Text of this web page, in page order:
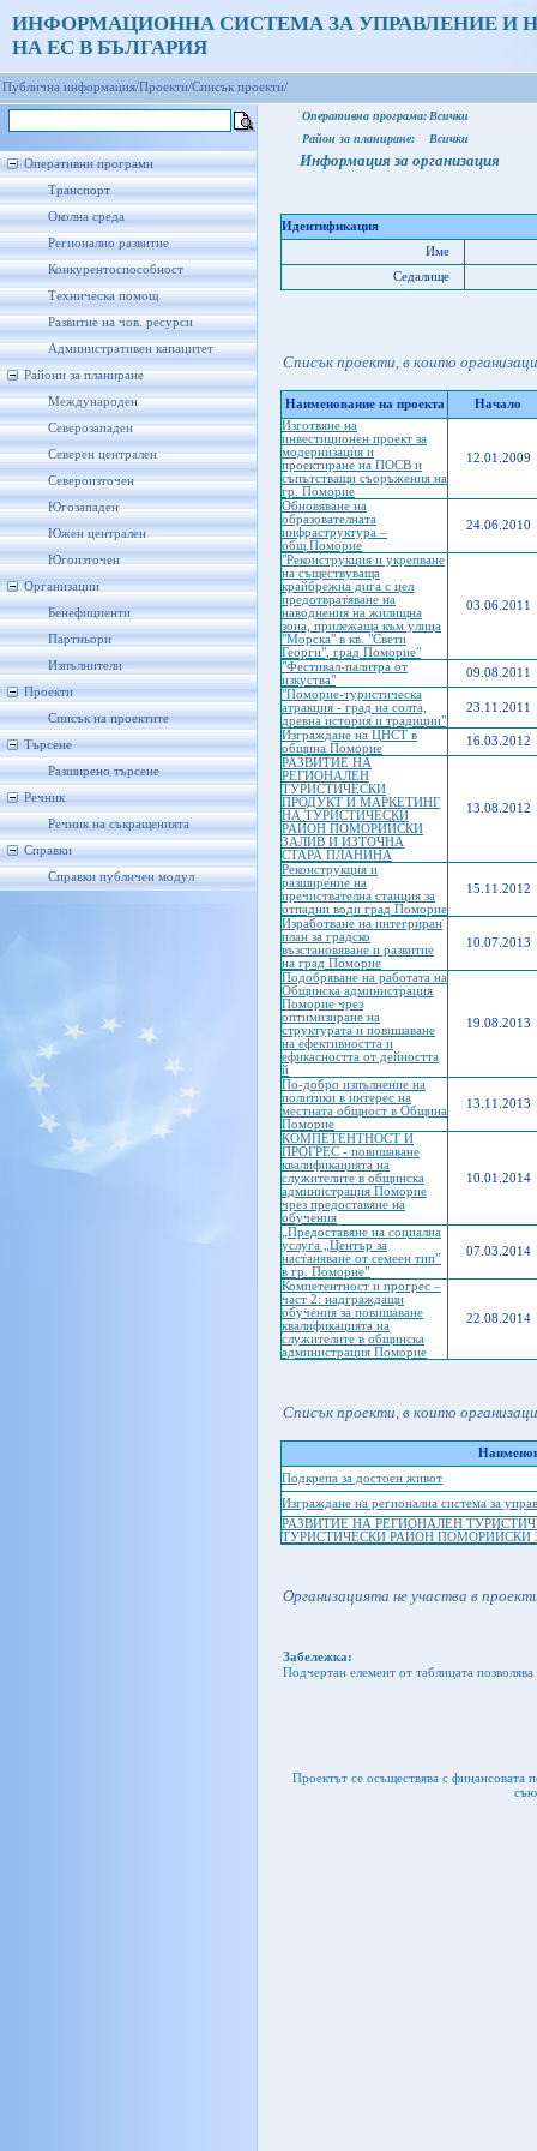
ИНФОРМАЦИОННА СИСТЕМА ЗА УПРАВЛЕНИЕ И
НА ЕС В БЪЛГАРИЯ
Публична информация/Проекти/Списък проекти/
Оперативни програми
Транспорт
Околна среда
Регионално развитие
Конкурентоспособност
Техническа помощ
Развитие на чов. ресурси
Административен капацитет
Райони за планиране
Международен
Северозападен
Северен централен
Североизточен
Югозападен
Южен централен
Югоизточен
Организации
Бенефициенти
Партньори
Изпълнители
Проекти
Списък на проектите
Търсене
Разширено търсене
Речник
Речник на съкращенията
Справки
Справки публичен модул
Оперативна програма: Всички
Район за планиране:
Всички
Информация за организация
Идентификация
Име
Седалище
Списък проекти, в които
Наименование на проекта
Начало
Изготвяне на
инвестиционен проект за
модернизация и
проектиране на ПОСВ и
съпътстващи съоръжения на
гр. Поморие
12.01.2009
Обновяване на
образователната
инфраструктура –
общ.Поморие
24.06.2010
"Реконструкция и укрепване
на съществуваща
крайбрежна дига с цел
предотвратяване на
наводнения на жилищна
зона, прилежаща към улица
"Морска" в кв. "Свети
Георги", град Поморие"
03.06.2011
"Фестивал-палитра от
изкуства"
09.08.2011
"Поморие-туристическа
атракция - град на солта,
древна история и традиции"
23.11.2011
Изграждане на ЦНСТ в
община Поморие
16.03.2012
РАЗВИТИЕ НА
РЕГИОНАЛЕН
ТУРИСТИЧЕСКИ
ПРОДУКТ И МАРКЕТИНГ
НА ТУРИСТИЧЕСКИ
РАЙОН ПОМОРИЙСКИ
ЗАЛИВ И ИЗТОЧНА
СТАРА ПЛАНИНА
13.08.2012
Реконструкция и
разширение на
пречиствателна станция за
отпадни води град Поморие
15.11.2012
Изработване на интегриран
план за градско
възстановяване и развитие
на град Поморие
10.07.2013
Подобряване на работата на
Общинска администрация
Поморие чрез
оптимизиране на
структурата и повишаване
на ефективността и
ефикасността от дейността
й
19.08.2013
По-добро изпълнение на
политики в интерес на
местната общност в Община
Поморие
13.11.2013
КОМПЕТЕНТНОСТ И
ПРОГРЕС - повишаване
квалификацията на
служителите в общинска
администрация Поморие
чрез предоставяне на
обучения
10.01.2014
„Предоставяне на социална
услуга „Център за
настаняване от семеен тип”
в гр. Поморие”
07.03.2014
Компетентност и прогрес –
част 2: надграждащи
обучения за повишаване
квалификацията на
служителите в общинска
администрация Поморие
22.08.2014
Списък проекти, в които
Подкрепа за достоен живот
Изграждане на регионална система за
РАЗВИТИЕ НА РЕГИОНАЛЕН
ТУРИСТИЧЕСКИ РАЙОН ПОМОРИЙСКИ
Организацията не участва в
Забележка:
Подчертан елемент от таблицата
Проектът се осъществява с финансовата